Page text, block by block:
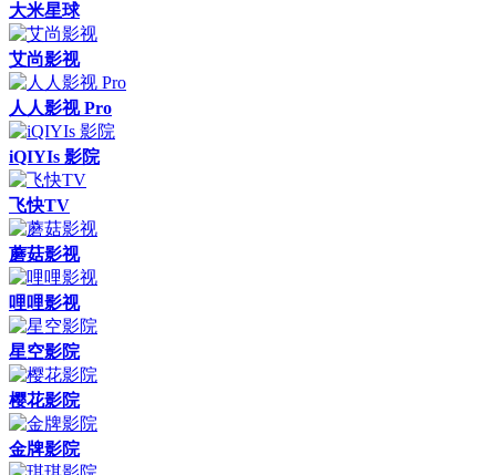
大米星球
艾尚影视
人人影视 Pro
iQIYIs 影院
飞快TV
蘑菇影视
哩哩影视
星空影院
樱花影院
金牌影院